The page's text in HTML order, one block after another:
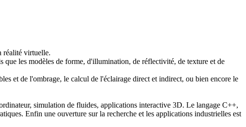
réalité virtuelle.
que les modèles de forme, d'illumination, de réflectivité, de texture et de
et de l'ombrage, le calcul de l'éclairage direct et indirect, ou bien encore le
simulation de fluides, applications interactive 3D. Le langage C++,
Enfin une ouverture sur la recherche et les applications industrielles est